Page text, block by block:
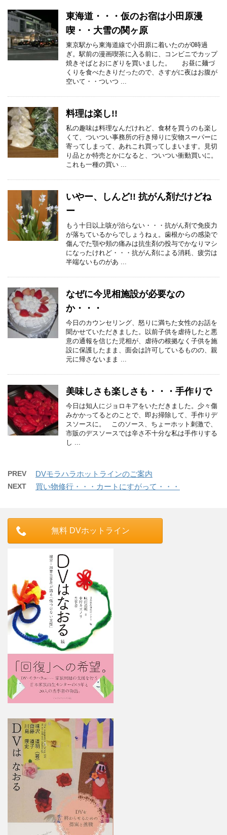
東海道・・・仮のお宿は小田原漫
喫・・大雪の関ヶ原
東京駅から東海道線で小田原に着いたのが0時過
ぎ。駅前の漫画喫茶に入る前に、コンビニでカップ
焼きそばとおにぎりを買いました。 お昼に麺づ
くりを食べたきりだったので、さすがに夜はお腹が
空いて・・ついつ ...
料理は楽し!!
私の趣味は料理なんだけれど、食材を買うのも楽し
くて、ついつい事務所の行き帰りに安物スーパーに
寄ってしまって、あれこれ買ってしまいます。見切
り品とか特売とかになると、ついつい衝動買いに。
これも一種の買い ...
いやー、しんど!! 抗がん剤だけどね
ー
もう十日以上咳が治らない・・・抗がん剤で免疫力
が落ちているからでしょうねぇ。歯根からの感染で
傷んでた顎や頬の痛みは抗生剤の投与でかなりマシ
になったけれど・・・抗がん剤による消耗、疲労は
半端ないものがあ ...
なぜに今児相施設が必要なの
か・・・
今日のカウンセリング、怒りに満ちた女性のお話を
聞かせていただきました。以前子供を虐待したと悪
意の通報を信じた児相が、虐待の根拠なく子供を施
設に保護したまま、面会は許可しているものの、親
元に帰さないまま ...
美味しさも楽しさも・・・手作りで
今日は知人にジョロキアをいただきました。少々傷
みかかってるとのことで、即お掃除して、手作りデ
スソースに。 このソース、ちょーホット刺激で、
市販のデスソースでは辛さ不十分な私は手作りする
し ...
PREV DVモラハラホットラインのご案内
NEXT 買い物修行・・・カートにすがって・・・
無料 DVホットライン